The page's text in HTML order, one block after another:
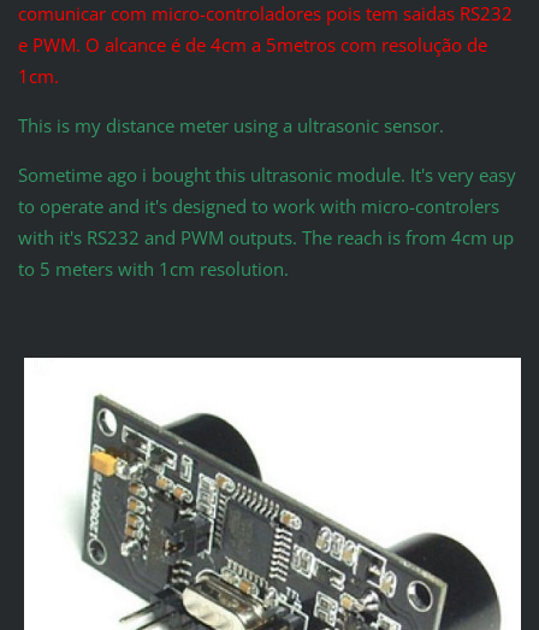
comunicar com micro-controladores pois tem saidas RS232
e PWM. O alcance é de 4cm a 5metros com resolução de
1cm.
This is my distance meter using a ultrasonic sensor.
Sometime ago i bought this ultrasonic module. It's very easy
to operate and it's designed to work with micro-controlers
with it's RS232 and PWM outputs. The reach is from 4cm up
to 5 meters with 1cm resolution.